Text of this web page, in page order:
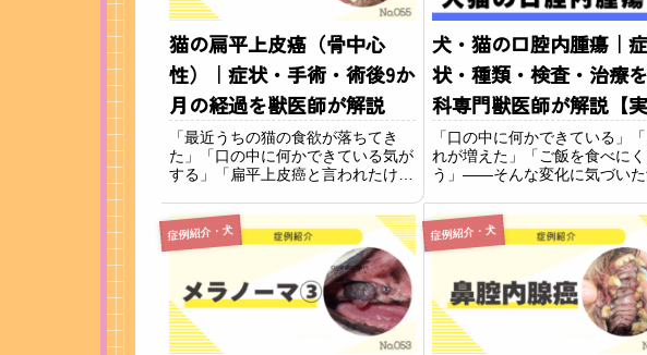
猫の扁平上皮癌（骨中心
性）｜症状・手術・術後9か
月の経過を獣医師が解説
「最近うちの猫の食欲が落ちてき
た」「口の中に何かできている気が
する」「扁平上皮癌と言われたけど
瘍について、こうしたご不安の声を
よくいただきます。猫の口腔内腫瘍
の大部分は扁平上皮癌が占め、早期
犬・猫の口腔内腫瘍｜症
状・種類・検査・治療
科専門獣医師が解説【
例写真あり】
「口の中に何かできている」
れが増えた」「ご飯を食べに
う」——そんな変化に気づいた
なご相談が寄せられます。ま
口 できもの ピンク」「猫 口腔
瘍 良性」と検索されてたどり着
症例紹介・犬 症例紹介・犬